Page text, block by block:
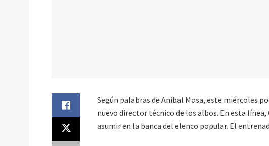
Según palabras de Aníbal Mosa, este miércoles
nuevo director técnico de los albos. En esta
asumir en la banca del elenco popular. El